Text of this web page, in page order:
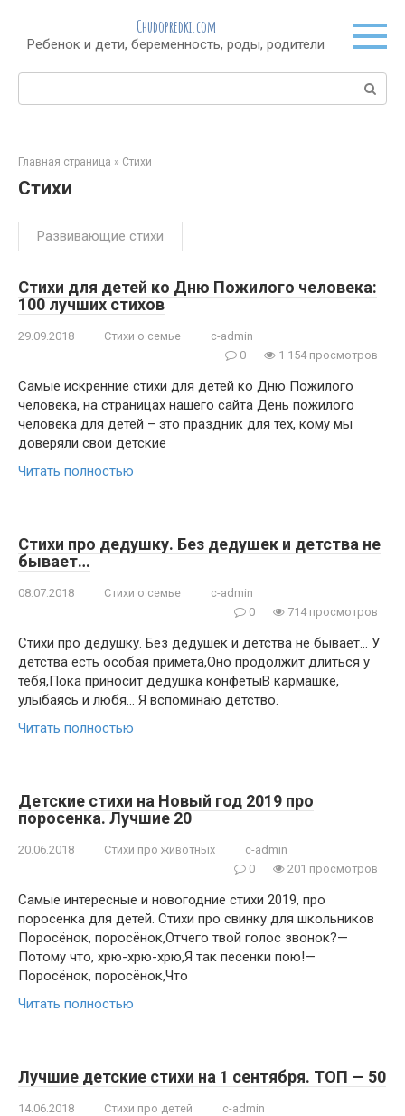
контенту
Chudopredki.com
Ребенок и дети, беременность, роды, родители
Поиск:
Главная страница » Стихи
Стихи
Развивающие стихи
Cтихи для детей ко Дню Пожилого человека:
100 лучших стихов
29.09.2018 Стихи о семье
c-admin
0
1 154 просмотров
Самые искренние стихи для детей ко Дню Пожилого
человека, на страницах нашего сайта День пожилого
человека для детей – это праздник для тех, кому мы
доверяли свои детские
Читать полностью
Стихи про дедушку. Без дедушек и детства не
бывает…
08.07.2018 Стихи о семье
c-admin
0
714 просмотров
Стихи про дедушку. Без дедушек и детства не бывает… У
детства есть особая примета,Оно продолжит длиться у
тебя,Пока приносит дедушка конфетыВ кармашке,
улыбаясь и любя… Я вспоминаю детство.
Читать полностью
Детские стихи на Новый год 2019 про
поросенка. Лучшие 20
20.06.2018 Стихи про животных
c-admin
0
201 просмотров
Самые интересные и новогодние стихи 2019, про
поросенка для детей. Стихи про свинку для школьников
Поросёнок, поросёнок,Отчего твой голос звонок?—
Потому что, хрю-хрю-хрю,Я так песенки пою!—
Поросёнок, поросёнок,Что
Читать полностью
Лучшие детские стихи на 1 сентября. ТОП — 50
14.06.2018 Стихи про детей
c-admin